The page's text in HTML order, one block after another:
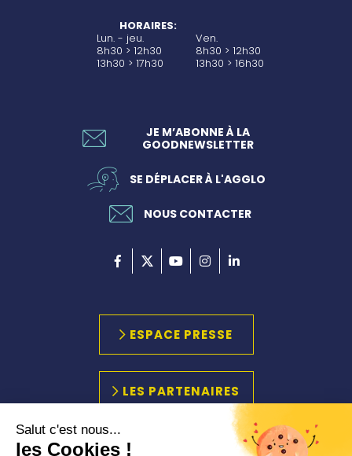
Salut c'est nous...
les Cookies !
HORAIRES:
Lun. - jeu.
8h30 > 12h30
13h30 > 17h30
Ven.
8h30 > 12h30
13h30 > 16h30
JE M’ABONNE À LA
GOODNEWSLETTER
SE DÉPLACER À L'AGGLO
NOUS CONTACTER
ESPACE PRESSE
LES PARTENAIRES